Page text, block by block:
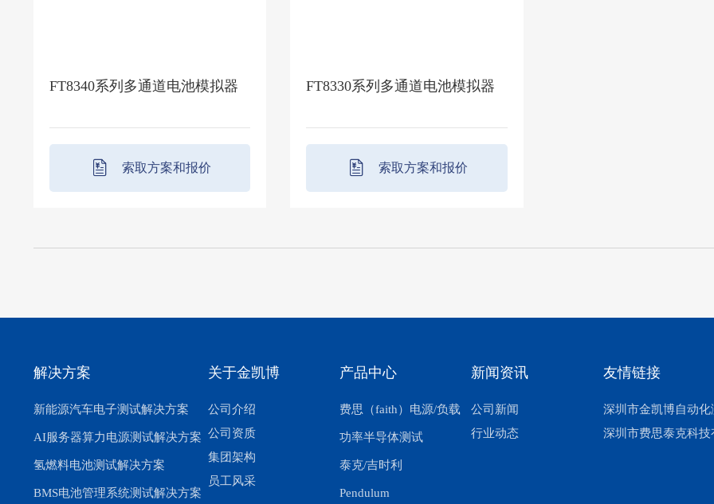
FT8340系列多通道电池模拟器
索取方案和报价
FT8330系列多通道电池模拟器
索取方案和报价
解决方案
新能源汽车电子测试解决方案
AI服务器算力电源测试解决方案
氢燃料电池测试解决方案
BMS电池管理系统测试解决方案
关于金凯博
公司介绍
公司资质
集团架构
员工风采
产品中心
费思（faith）电源/负载
功率半导体测试
泰克/吉时利
Pendulum
新闻资讯
公司新闻
行业动态
友情链接
深圳市金凯博自动
深圳市费思泰克科技